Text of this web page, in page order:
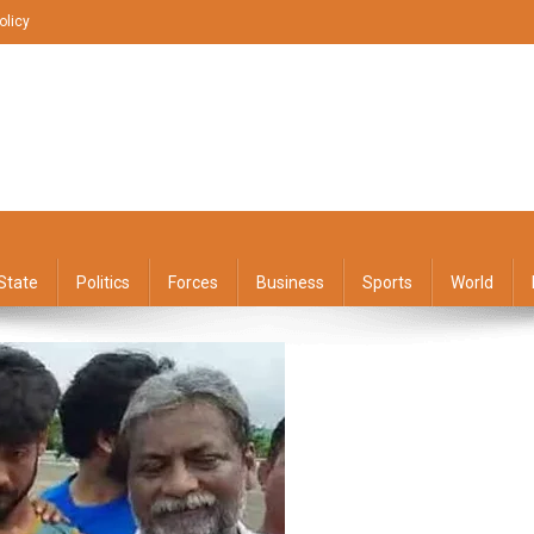
Politics Forces Business Sports World